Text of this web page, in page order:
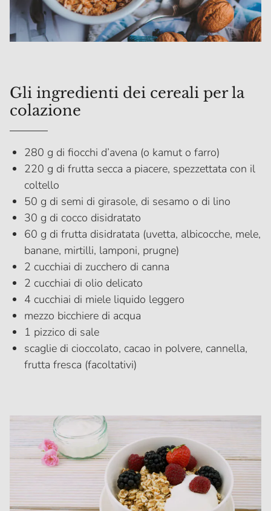
Gli ingredienti dei cereali per la
colazione
280 g di fiocchi d’avena (o kamut o farro)
220 g di frutta secca a piacere, spezzettata con il
coltello
50 g di semi di girasole, di sesamo o di lino
30 g di cocco disidratato
60 g di frutta disidratata (uvetta, albicocche, mele,
banane, mirtilli, lamponi, prugne)
2 cucchiai di zucchero di canna
2 cucchiai di olio delicato
4 cucchiai di miele liquido leggero
mezzo bicchiere di acqua
1 pizzico di sale
scaglie di cioccolato, cacao in polvere, cannella,
frutta fresca (facoltativi)